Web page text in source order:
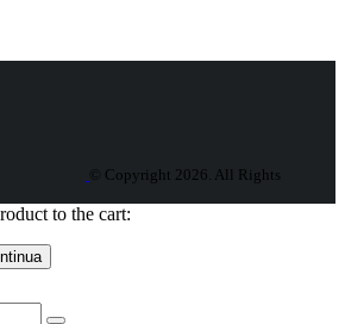
© Copyright 2026. All Rights
to the cart: